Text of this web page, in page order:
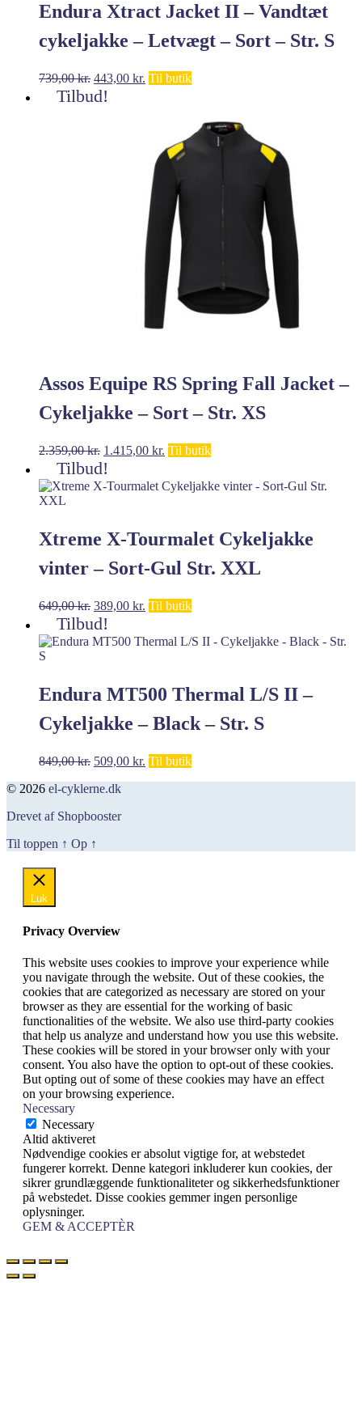
Endura Xtract Jacket II – Vandtæt
cykeljakke – Letvægt – Sort – Str. S
739,00kr. Den
oprindelige
pris
443,00 kr. Den
443,00 kr..
Til butik
Tilbud!
Assos Equipe RS Spring Fall Jacket –
Cykeljakke – Sort – Str. XS
2.359,00kr. Den
oprindelige
pris
var:
1.415,00 kr. Den
pris
er:
Til butik
Tilbud!
Xtreme X-Tourmalet Cykeljakke
vinter – Sort-Gul Str. XXL
649,00kr. Den
oprindelige
pris
var:
389,00 kr. Den
er:
Til butik
Tilbud!
Endura MT500 Thermal L/S II –
Cykeljakke – Black – Str. S
849,00kr. Den
pris
849,00 kr..
509,00 kr. Den
Til butik
© 2026 el-cyklerne.dk
Drevet af Shopbooster
Til toppen ↑ Op ↑
Luk
Privacy Overview
This website uses cookies to improve your experience while
you navigate through the website. Out of these cookies, the
cookies that are categorized as necessary are stored on your
browser as they are essential for the working of basic
functionalities of the website. We also use third-party cookies
that help us analyze and understand how you use this website.
These cookies will be stored in your browser only with your
consent. You also have the option to opt-out of these cookies.
But opting out of some of these cookies may have an effect
on your browsing experience.
Necessary
Necessary
Altid aktiveret
Nødvendige cookies er absolut vigtige for, at webstedet
fungerer korrekt. Denne kategori inkluderer kun cookies, der
sikrer grundlæggende funktionaliteter og sikkerhedsfunktioner
på webstedet. Disse cookies gemmer ingen personlige
oplysninger.
GEM & ACCEPTÈR